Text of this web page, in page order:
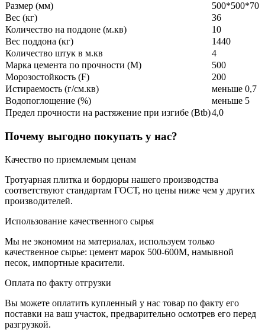
Размер (мм)
500*500*70
Вес (кг)
36
Количество на поддоне (м.кв)
10
Вес поддона (кг)
1440
Количество штук в м.кв
4
Марка цемента по прочности (M)
500
Морозостойкость (F)
200
Истираемость (г/см.кв)
меньше 0,7
Водопоглощение (%)
меньше 5
Предел прочности на растяжение при изгибе (Btb)4,0
Почему выгодно покупать у нас?
Качество по приемлемым ценам
Тротуарная плитка и бордюры нашего производства
соответствуют стандартам ГОСТ, но цены ниже чем у других
производителей.
Использование качественного сырья
Мы не экономим на материалах, используем только
качественное сырье: цемент марок 500-600М, намывной
песок, импортные красители.
Оплата по факту отгрузки
Вы можете оплатить купленный у нас товар по факту его
поставки на ваш участок, предварительно осмотрев его перед
разгрузкой.